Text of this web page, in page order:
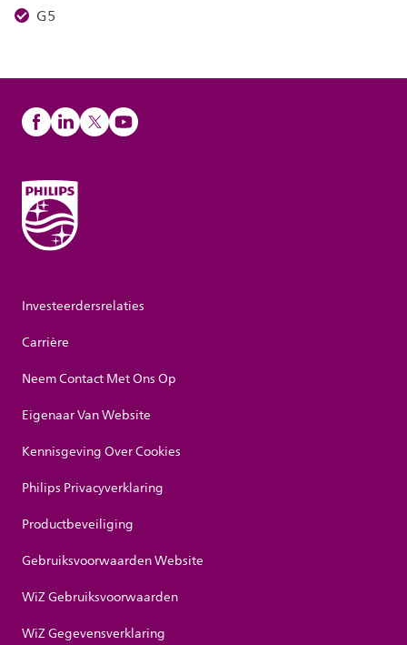
G5
Investeerdersrelaties
Carrière
Neem Contact Met Ons Op
Eigenaar Van Website
Kennisgeving Over Cookies
Philips Privacyverklaring
Productbeveiliging
Gebruiksvoorwaarden Website
WiZ Gebruiksvoorwaarden
WiZ Gegevensverklaring